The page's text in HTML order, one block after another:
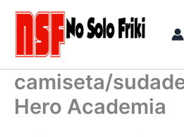
contenido
camiseta/
Hero Academia